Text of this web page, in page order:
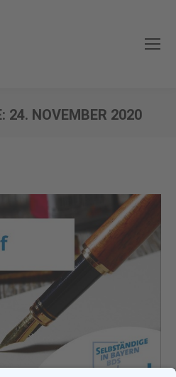
24. NOVEMBER 2020